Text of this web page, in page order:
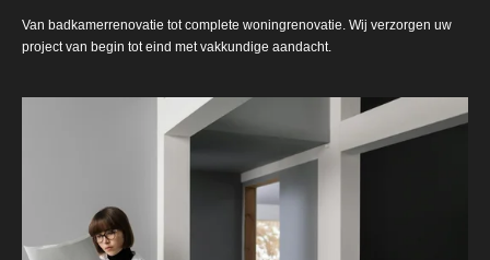
Van badkamerrenovatie tot complete woningrenovatie. Wij verzorgen uw
project van begin tot eind met vakkundige aandacht.